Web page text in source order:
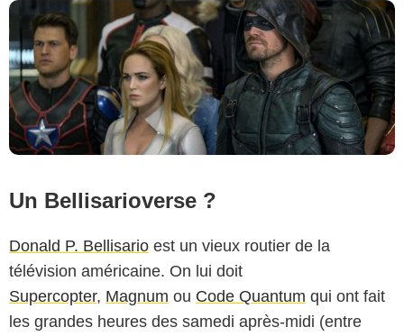
Un Bellisarioverse ?
Donald P. Bellisario est un vieux routier de la
télévision américaine. On lui doit
Supercopter, Magnum ou Code Quantum qui ont fait
les grandes heures des samedi après-midi (entre